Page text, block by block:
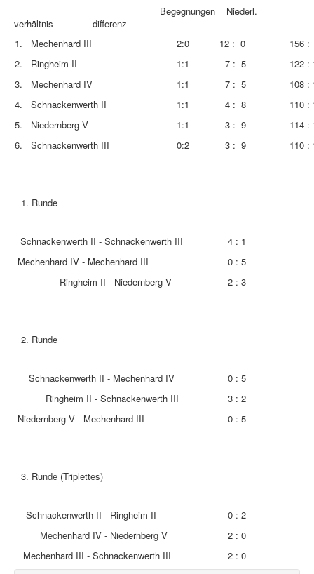
Begegnungen Niederl.
verhältnis differenz
1. Mechenhard III
2:0 12 : 0
156
2. Ringheim II
1:1 7 : 5
122 :
3. Mechenhard IV
1:1 7 : 5
108 :
4. Schnackenwerth II
1:1 4 : 8
110 :
5. Niedernberg V
1:1 3 : 9
114 :
6. Schnackenwerth III
0:2 3 : 9 110 :
Runde
Schnackenwerth II - Schnackenwerth III
4 : 1
Mechenhard IV - Mechenhard III
0 : 5
Ringheim II - Niedernberg V
2 : 3
Runde
Schnackenwerth II - Mechenhard IV
0 : 5
Ringheim II - Schnackenwerth III
3 : 2
Niedernberg V - Mechenhard III
0 : 5
Runde (Triplettes)
Schnackenwerth II - Ringheim II
0 : 2
Mechenhard IV - Niedernberg V
2 : 0
Mechenhard III - Schnackenwerth III
2 : 0